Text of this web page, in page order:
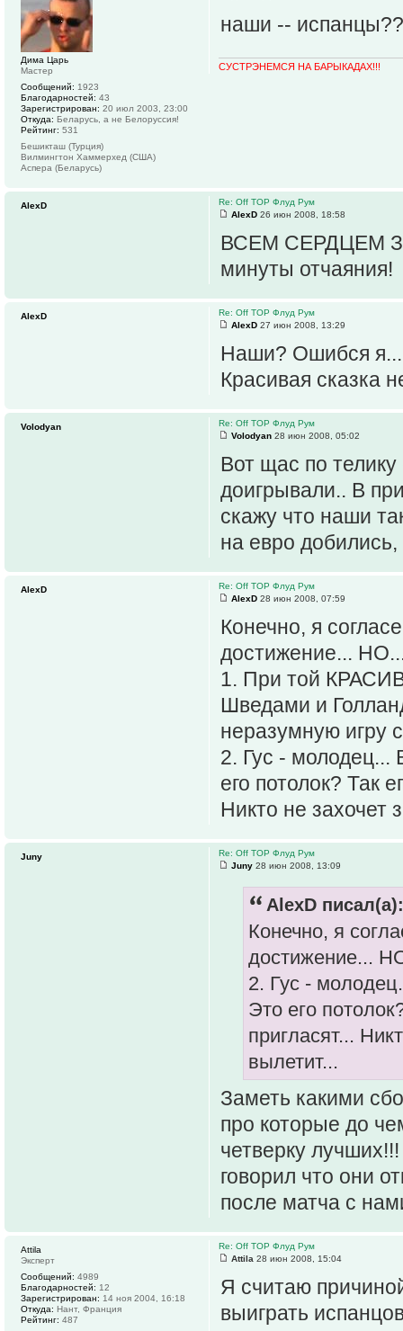
наши --
СУСТРЭНЕМСЯ НА БАРЫКАДАХ!!!
Дима Царь
Мастер
Сообщений: 1923
Благодарностей: 43
Зарегистрирован: 20 июл 2003, 23:00
Откуда: Беларусь, а не Белоруссия!
Рейтинг: 531
Бешикташ (Турция)
Вилмингтон Хаммерхед (США)
Аспера (Беларусь)
Re: Off TOP Флуд Рум
AlexD 26 июн 2008, 18:58
ВСЕМ СЕРДЦЕМ
минуты отчаяния!
AlexD
Re: Off TOP Флуд Рум
AlexD 27 июн 2008, 13:29
Наши? Ошибся я...
Красивая сказка
AlexD
Re: Off TOP Флуд Рум
Volodyan 28 июн 2008, 05:02
Вот щас по
доигрывали.. В
скажу что наши
на евро
Volodyan
Re: Off TOP Флуд Рум
AlexD 28 июн 2008, 07:59
Конечно, я
достижение...
1. При той
Шведами и
неразумную игру
2. Гус - молодец...
его потолок? Так
Никто не захочет
AlexD
Re: Off TOP Флуд Рум
Juny 28 июн 2008, 13:09
AlexD писал(а):
Конечно, я
достижение...
2. Гус -
Это его
пригласят...
вылетит...
Заметь какими
про которые до
четверку
говорил что они
после матча с
Juny
Re: Off TOP Флуд Рум
Attila 28 июн 2008, 15:04
Я считаю
выиграть
Attila
Эксперт
Сообщений: 4989
Благодарностей: 12
Зарегистрирован: 14 ноя 2004, 16:18
Откуда: Нант, Франция
Рейтинг: 487